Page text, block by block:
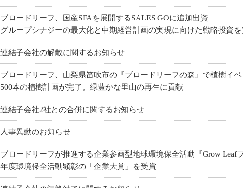
ブロードリーフ、国産SFAを展開するSALES GOに追加出資
グループシナジーの最大化と中期経営計画の実現に向けた戦略投資
連結子会社の解散に関するお知らせ
ブロードリーフ、山梨県笛吹市の『ブロードリーフの森』で植樹イ
500本の植樹計画が完了。緑豊かな里山の再生に貢献
連結子会社2社との合併に関するお知らせ
人事異動のお知らせ
ブロードリーフが推進する企業参画型地球環境保全活動『Grow Leaf
年度環境保全活動顕彰の「企業大賞」を受賞